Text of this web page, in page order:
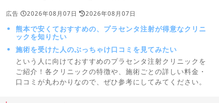
広告 2026年08月07日 2026年08月07日
熊本で安くておすすめの、プラセンタ注射が得意なクリニ
ックを知りたい
施術を受けた人のぶっちゃけ口コミを見てみたい
という人に向けておすすめのプラセンタ注射クリニックを
ご紹介！各クリニックの特徴や、施術ごとの詳しい料金・
口コミが丸わかりなので、ぜひ参考にしてみてください。